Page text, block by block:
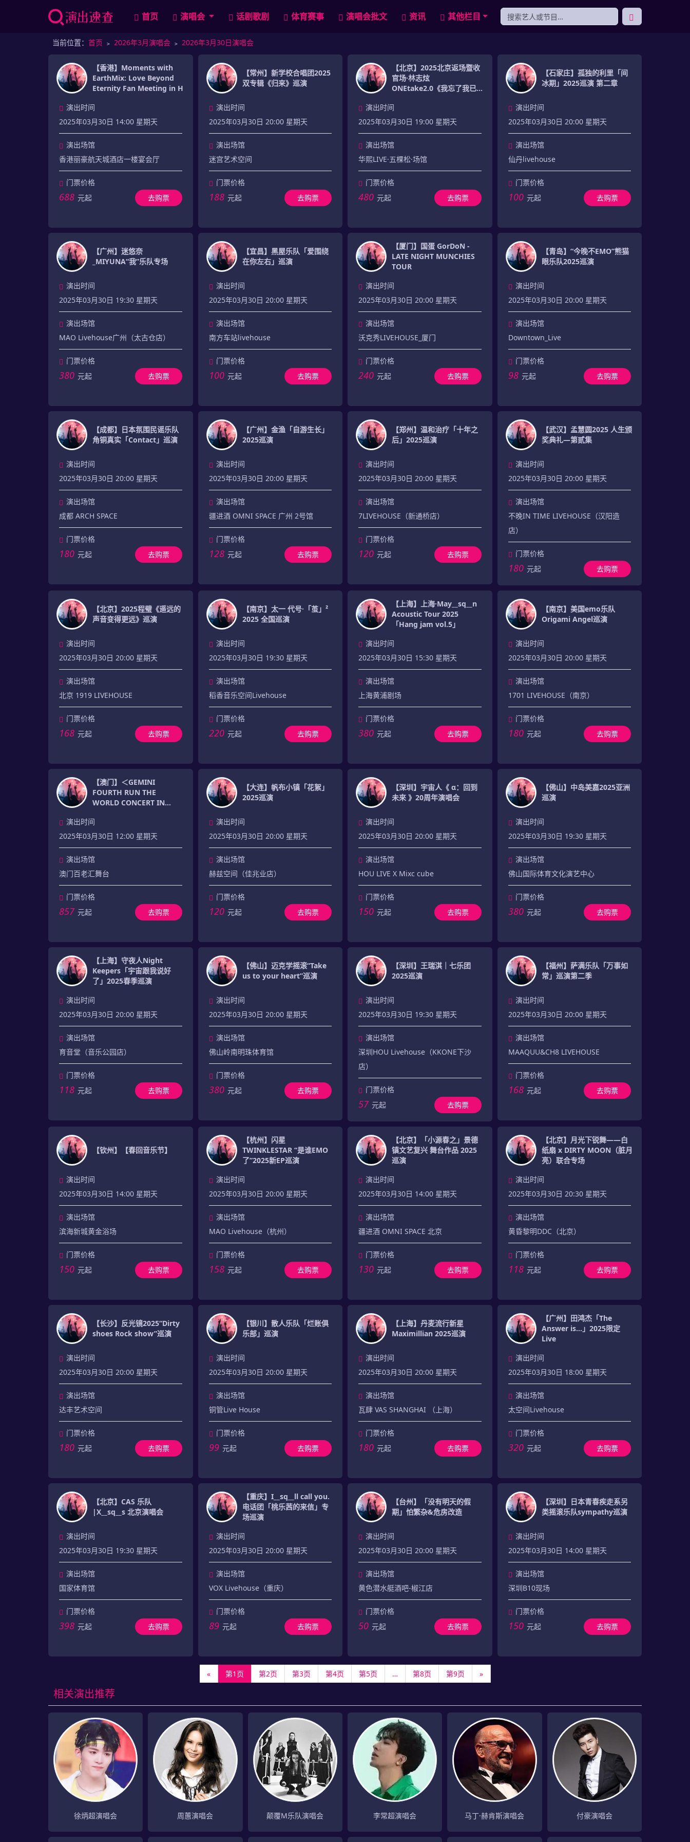
首页 演唱会 话剧歌剧 体育赛事 演唱会批文 资讯 其他栏目
当前位置： 首页 ﹥ 2026年3月演唱会 ﹥ 2026年3月30日演唱会
【香港】Moments with
EarthMix: Love Beyond
Eternity Fan Meeting in H
演出时间
2025年03月30日 14:00 星期天
演出场馆
香港丽豪航天城酒店一楼宴会厅
门票价格
688 元起 去购票
【常州】新学校合唱团2025
双专辑《归来》巡演
演出时间
2025年03月30日 20:00 星期天
演出场馆
迷宫艺术空间
门票价格
188 元起 去购票
【北京】2025北京返场暨收
官场·林志炫
ONEtake2.0《我忘了我已老
演出时间
2025年03月30日 19:00 星期天
演出场馆
华熙LIVE·五棵松·场馆
门票价格
480 元起 去购票
【石家庄】孤独的利里「间
冰期」2025巡演 第二章
演出时间
2025年03月30日 20:00 星期天
演出场馆
仙丹livehouse
门票价格
100 元起 去购票
【广州】迷悠奈
_MIYUNA“我”乐队专场
演出时间
2025年03月30日 19:30 星期天
演出场馆
MAO Livehouse广州（太古仓店）
门票价格
380 元起 去购票
【宜昌】黑屋乐队「爱围绕
在你左右」巡演
演出时间
2025年03月30日 20:00 星期天
演出场馆
南方车站livehouse
门票价格
100 元起 去购票
【厦门】国蛋 GorDoN -
LATE NIGHT MUNCHIES
TOUR
演出时间
2025年03月30日 20:00 星期天
演出场馆
沃克秀LIVEHOUSE_厦门
门票价格
240 元起 去购票
【青岛】“今晚不EMO”熊猫
眼乐队2025巡演
演出时间
2025年03月30日 20:00 星期天
演出场馆
Downtown_Live
门票价格
98 元起 去购票
【成都】日本氛围民谣乐队
角铜真实「Contact」巡演
演出时间
2025年03月30日 20:00 星期天
演出场馆
成都 ARCH SPACE
门票价格
180 元起 去购票
【广州】金渔「自游生长」
2025巡演
演出时间
2025年03月30日 20:00 星期天
演出场馆
疆进酒 OMNI SPACE 广州 2号馆
门票价格
128 元起 去购票
【郑州】温和治疗「十年之
后」2025巡演
演出时间
2025年03月30日 20:00 星期天
演出场馆
7LIVEHOUSE（新通桥店）
门票价格
120 元起 去购票
【武汉】孟慧圆2025 人生颁
奖典礼—第贰集
演出时间
2025年03月30日 20:00 星期天
演出场馆
不晚IN TIME LIVEHOUSE（汉阳造
店）
门票价格
180 元起 去购票
【北京】2025程璧《遥远的
声音变得更远》巡演
演出时间
2025年03月30日 20:00 星期天
演出场馆
北京 1919 LIVEHOUSE
门票价格
168 元起 去购票
【南京】太一 代号·「茧」²
2025 全国巡演
演出时间
2025年03月30日 19:30 星期天
演出场馆
稻香音乐空间Livehouse
门票价格
220 元起 去购票
【上海】上海·May__sq__n
Acoustic Tour 2025
「Hang jam vol.5」
演出时间
2025年03月30日 15:30 星期天
演出场馆
上海黄浦剧场
门票价格
380 元起 去购票
【南京】美国emo乐队
Origami Angel巡演
演出时间
2025年03月30日 20:00 星期天
演出场馆
1701 LIVEHOUSE（南京）
门票价格
180 元起 去购票
【澳门】＜GEMINI
FOURTH RUN THE
WORLD CONCERT IN
演出时间
2025年03月30日 12:00 星期天
演出场馆
澳门百老汇舞台
门票价格
857 元起 去购票
【大连】帆布小镇「花絮」
2025巡演
演出时间
2025年03月30日 20:00 星期天
演出场馆
赫兹空间（佳兆业店）
门票价格
120 元起 去购票
【深圳】宇宙人《 α：回到
未來 》20周年演唱会
演出时间
2025年03月30日 20:00 星期天
演出场馆
HOU LIVE X Mixc cube
门票价格
150 元起 去购票
【佛山】中岛美嘉2025亚洲
巡演
演出时间
2025年03月30日 19:30 星期天
演出场馆
佛山国际体育文化演艺中心
门票价格
380 元起 去购票
【上海】守夜人Night
Keepers「宇宙跟我说好
了」2025春季巡演
演出时间
2025年03月30日 20:00 星期天
演出场馆
育音堂（音乐公园店）
门票价格
118 元起 去购票
【佛山】迈克学摇滚“Take
us to your heart”巡演
演出时间
2025年03月30日 20:00 星期天
演出场馆
佛山岭南明珠体育馆
门票价格
380 元起 去购票
【深圳】王瑞淇｜七乐团
2025巡演
演出时间
2025年03月30日 19:30 星期天
演出场馆
深圳HOU Livehouse（KKONE下沙
店）
门票价格
57 元起 去购票
【福州】萨满乐队「万事如
常」巡演第二季
演出时间
2025年03月30日 20:00 星期天
演出场馆
MAAQUU&CH8 LIVEHOUSE
门票价格
168 元起 去购票
【钦州】【春回音乐节】
演出时间
2025年03月30日 14:00 星期天
演出场馆
滨海新城黄金浴场
门票价格
150 元起 去购票
【杭州】闪星
TWINKLESTAR “是谁EMO
了”2025新EP巡演
演出时间
2025年03月30日 20:00 星期天
演出场馆
MAO Livehouse（杭州）
门票价格
158 元起 去购票
【北京】「小源春之」景德
镇文艺复兴 舞台作品 2025
巡演
演出时间
2025年03月30日 14:00 星期天
演出场馆
疆进酒 OMNI SPACE 北京
门票价格
130 元起 去购票
【北京】月光下锐舞——白
纸扇 x DIRTY MOON（脏月
亮）联合专场
演出时间
2025年03月30日 20:30 星期天
演出场馆
黄昏黎明DDC（北京）
门票价格
118 元起 去购票
【长沙】反光镜2025“Dirty
shoes Rock show”巡演
演出时间
2025年03月30日 20:00 星期天
演出场馆
达丰艺术空间
门票价格
180 元起 去购票
【银川】散人乐队「烂账俱
乐部」巡演
演出时间
2025年03月30日 20:00 星期天
演出场馆
铜管Live House
门票价格
99 元起 去购票
【上海】丹麦流行新星
Maximillian 2025巡演
演出时间
2025年03月30日 20:00 星期天
演出场馆
瓦肆 VAS SHANGHAI （上海）
门票价格
180 元起 去购票
【广州】田鸿杰「The
Answer is...」2025限定
Live
演出时间
2025年03月30日 18:00 星期天
演出场馆
太空间Livehouse
门票价格
320 元起 去购票
【北京】CAS 乐队
|X__sq__s 北京演唱会
演出时间
2025年03月30日 19:30 星期天
演出场馆
国家体育馆
门票价格
398 元起 去购票
【重庆】I__sq__ll call you.
电话团「桃乐茜的来信」专
场巡演
演出时间
2025年03月30日 20:00 星期天
演出场馆
VOX Livehouse（重庆）
门票价格
89 元起 去购票
【台州】「没有明天的假
期」怕繁杂&危房改造
演出时间
2025年03月30日 20:00 星期天
演出场馆
黄色潜水艇酒吧-椒江店
门票价格
50 元起 去购票
【深圳】日本青春疾走系另
类摇滚乐队sympathy巡演
演出时间
2025年03月30日 14:00 星期天
演出场馆
深圳B10现场
门票价格
150 元起 去购票
« 第1页 第2页 第3页 第4页 第5页 … 第8页 第9页 »
相关演出推荐
徐炳超演唱会 周蕙演唱会 颠覆M乐队演唱会 李常超演唱会 马丁·赫肯斯演唱会 付豪演唱会